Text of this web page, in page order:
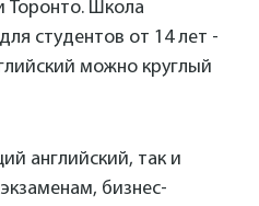
Торонто. Школа
студентов от 14 лет -
можно круглый
английский, так и
бизнес-